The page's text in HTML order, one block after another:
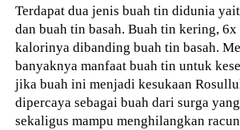
Terdapat dua jenis buah tin didunia
dan buah tin basah. Buah tin kering,
kalorinya dibanding buah tin basah.
banyaknya manfaat buah tin untuk
jika buah ini menjadi kesukaan
dipercaya sebagai buah dari surga
sekaligus mampu menghilangkan